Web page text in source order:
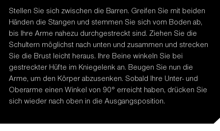
Stellen Sie sich zwischen die Barren. Greifen Sie mit beiden
Händen die Stangen und stemmen Sie sich vom Boden ab,
bis Ihre Arme nahezu durchgestreckt sind. Ziehen Sie die
Schultern möglichst nach unten und zusammen und strecken
Sie die Brust leicht heraus. Ihre Beine winkeln Sie bei
gestreckter Hüfte im Kniegelenk an. Beugen Sie nun die
Arme, um den Körper abzusenken. Sobald Ihre Unter- und
Oberarme einen Winkel von 90° erreicht haben, drücken Sie
sich wieder nach oben in die Ausgangsposition.